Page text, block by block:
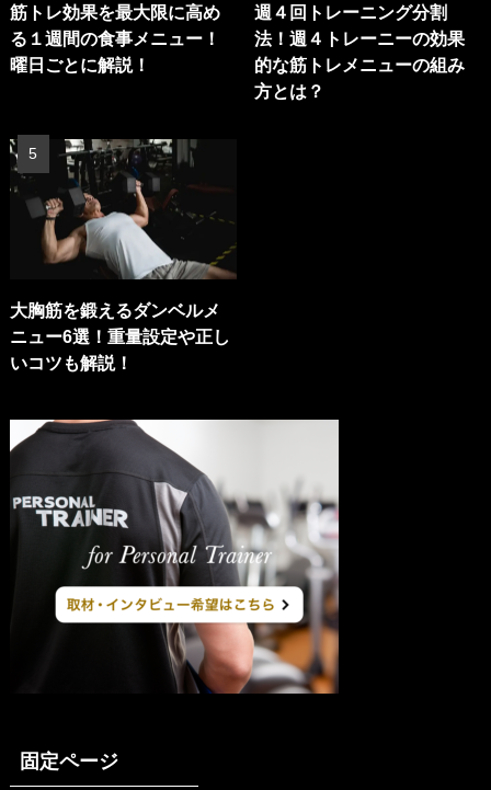
筋トレ効果を最大限に高め
る１週間の食事メニュー！
曜日ごとに解説！
週４回トレーニング分割
法！週４トレーニーの効果
的な筋トレメニューの組み
方とは？
大胸筋を鍛えるダンベルメ
ニュー6選！重量設定や正し
いコツも解説！
固定ページ